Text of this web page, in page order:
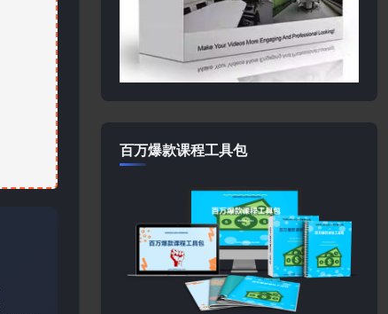
百万爆款课程工具包